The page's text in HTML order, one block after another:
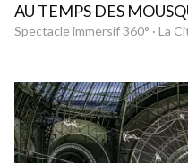
AU TEMPS DES
Spectacle immersif 360° · La